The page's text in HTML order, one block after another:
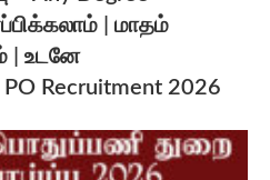
| மாதம்
| உடனே
Recruitment 2026